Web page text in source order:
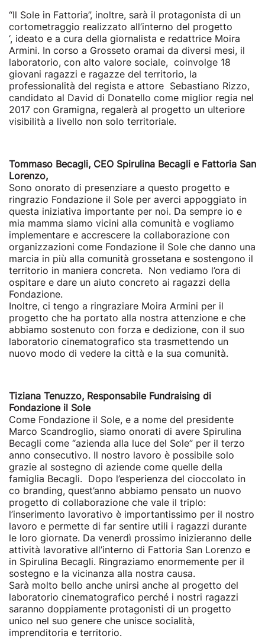
“Il Sole in Fattoria”, inoltre, sarà il protagonista di un
cortometraggio realizzato all’interno del progetto
‘, ideato e a cura della giornalista e redattrice Moira
Armini. In corso a Grosseto oramai da diversi mesi, il
laboratorio, con alto valore sociale, coinvolge 18
giovani ragazzi e ragazze del territorio, la
professionalità del regista e attore Sebastiano Rizzo,
candidato al David di Donatello come miglior regia nel
2017 con Gramigna, regalerà al progetto un ulteriore
visibilità a livello non solo territoriale.
Tommaso Becagli, CEO Spirulina Becagli e Fattoria San
Lorenzo,
Sono onorato di presenziare a questo progetto e
ringrazio Fondazione il Sole per averci appoggiato in
questa iniziativa importante per noi. Da sempre io e
mia mamma siamo vicini alla comunità e vogliamo
implementare e accrescere la collaborazione con
organizzazioni come Fondazione il Sole che danno una
marcia in più alla comunità grossetana e sostengono il
territorio in maniera concreta. Non vediamo l’ora di
ospitare e dare un aiuto concreto ai ragazzi della
Fondazione.
Inoltre, ci tengo a ringraziare Moira Armini per il
progetto che ha portato alla nostra attenzione e che
abbiamo sostenuto con forza e dedizione, con il suo
laboratorio cinematografico sta trasmettendo un
nuovo modo di vedere la città e la sua comunità.
Tiziana Tenuzzo, Responsabile Fundraising di
Fondazione il Sole
Come Fondazione il Sole, e a nome del presidente
Marco Scandroglio, siamo onorati di avere Spirulina
Becagli come “azienda alla luce del Sole” per il terzo
anno consecutivo. Il nostro lavoro è possibile solo
grazie al sostegno di aziende come quelle della
famiglia Becagli. Dopo l’esperienza del cioccolato in
co branding, quest’anno abbiamo pensato un nuovo
progetto di collaborazione che vale il triplo:
l’inserimento lavorativo è importantissimo per il nostro
lavoro e permette di far sentire utili i ragazzi durante
le loro giornate. Da venerdì prossimo inizieranno delle
attività lavorative all’interno di Fattoria San Lorenzo e
in Spirulina Becagli. Ringraziamo enormemente per il
sostegno e la vicinanza alla nostra causa.
Sarà molto bello anche unirsi anche al progetto del
laboratorio cinematografico perché i nostri ragazzi
saranno doppiamente protagonisti di un progetto
unico nel suo genere che unisce socialità,
imprenditoria e territorio.